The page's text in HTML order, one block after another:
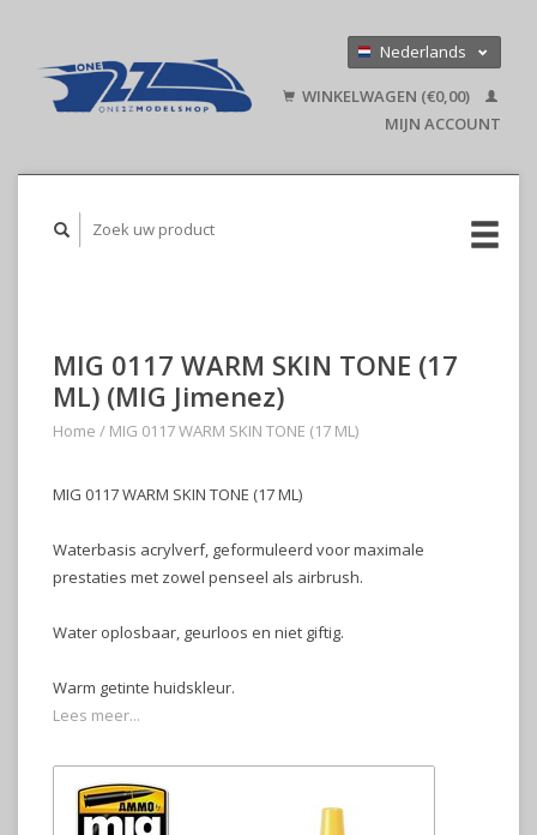
Nederlands
English
WINKELWAGEN (€0,00)
MIJN ACCOUNT
MIG 0117 WARM SKIN TONE (17
ML) (MIG Jimenez)
Home / MIG 0117 WARM SKIN TONE (17 ML)
MIG 0117 WARM SKIN TONE (17 ML)
Waterbasis acrylverf, geformuleerd voor maximale
prestaties met zowel penseel als airbrush.
Water oplosbaar, geurloos en niet giftig.
Warm getinte huidskleur.
Lees meer...